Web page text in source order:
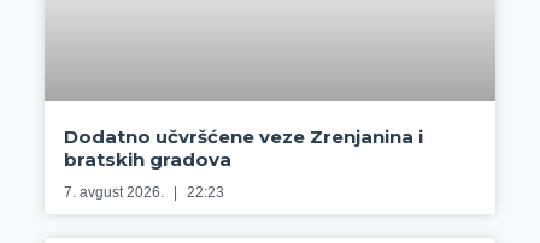
Dodatno učvršćene veze Zrenjanina i
bratskih gradova
7. avgust 2026. 22:23